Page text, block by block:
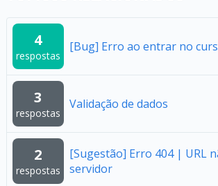
4
respostas
[Bug] Erro ao entrar no
3
respostas
Validação de dados
2
respostas
[Sugestão] Erro 404 | URL
servidor